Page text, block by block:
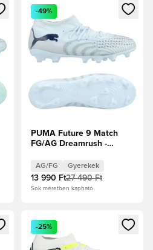
vagy a tagként
Megnyit egy modált a
-49%
PUMA Future 9 Match
FG/AG Dreamrush -
Gyerek
AG/FG Gyerekek
13 990 Ft27 490 Ft
Sok méretben kapható
vagy a tagként
Megnyit egy modált a
-25%